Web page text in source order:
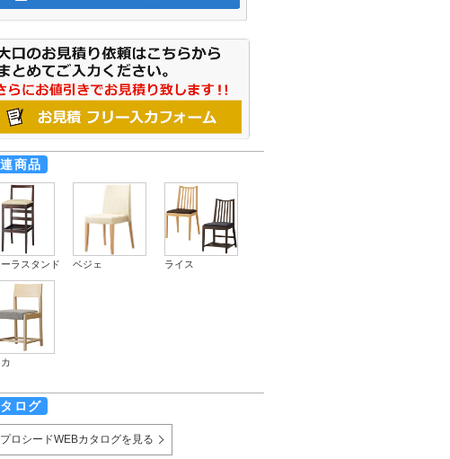
商品
ラスタンド ベジェ ライス
ログ
プロシードWEBカタログを見る